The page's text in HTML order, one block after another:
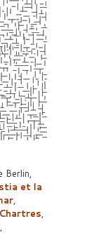
Berlin,
et la
,
Chartres,
,